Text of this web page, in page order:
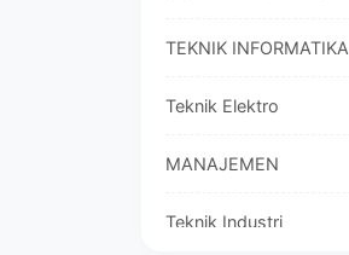
TEKNIK INFORMATIKA
Teknik Elektro
MANAJEMEN
Teknik Industri